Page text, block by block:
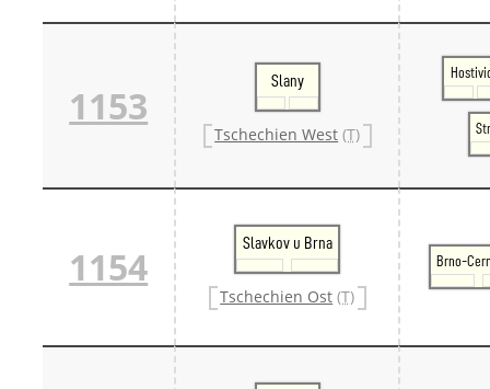
1153
Slany
Tschechien West (T)
1154
Slavkov u Brna
Tschechien Ost (T)
Brno-